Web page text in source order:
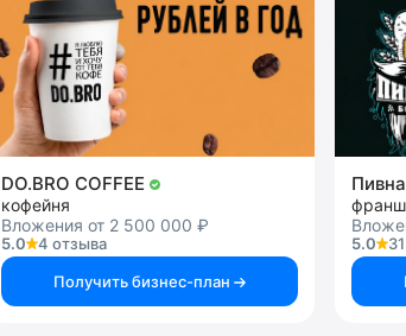
DO.BRO COFFEE
кофейня
Вложения от 2 500 000 ₽
5.0
4 отзыва
Получить бизнес-план
5.0